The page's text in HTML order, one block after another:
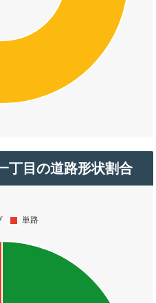
丁目の道路形状割合